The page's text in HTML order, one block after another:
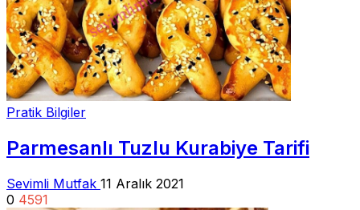
Pratik Bilgiler
Parmesanlı Tuzlu Kurabiye Tarifi
Sevimli Mutfak 11 Aralık 2021
0 4591